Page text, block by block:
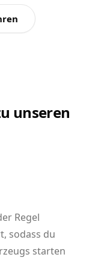
unseren
Regel
sodass du
starten